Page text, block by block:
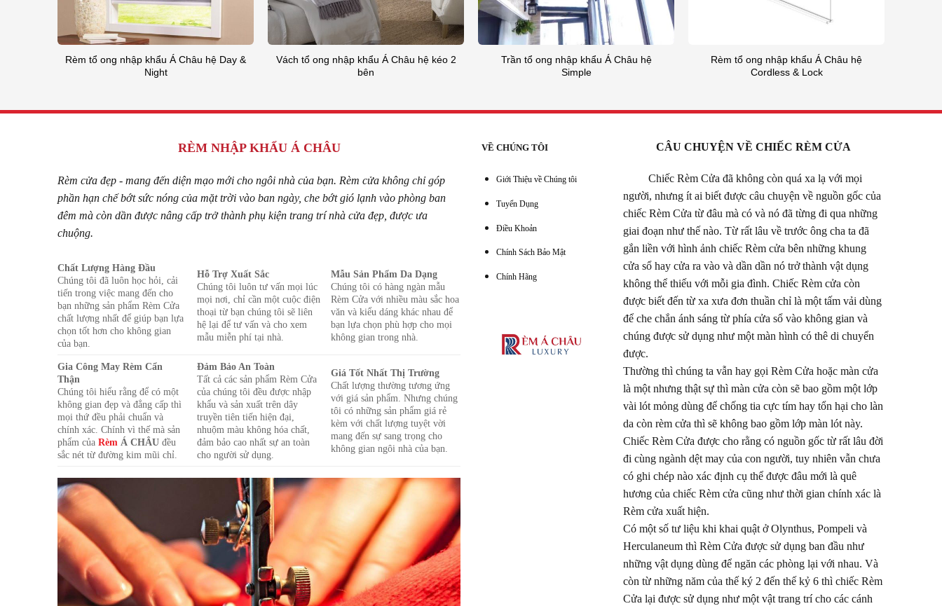
Rèm tổ ong nhập khẩu Á Châu hệ Day &
Night
Vách tổ ong nhập khẩu Á Châu hệ kéo 2
bên
Trần tổ ong nhập khẩu Á Châu hệ
Simple
Rèm tổ ong nhập khẩu Á Châu hệ
Cordless & Lock
RÈM NHẬP KHẨU Á CHÂU
Rèm cửa đẹp - mang đến diện mạo mới cho ngôi nhà của bạn. Rèm cửa không chỉ góp
phần hạn chế bớt sức nóng của mặt trời vào ban ngày, che bớt gió lạnh vào phòng ban
đêm mà còn dần được nâng cấp trở thành phụ kiện trang trí nhà cửa đẹp, được ưa
chuộng.
Chất Lượng Hàng Đầu
Chúng tôi đã luôn học hỏi, cải
tiến trong việc mang đến cho
bạn những sản phẩm Rèm Cửa
chất lượng nhất để giúp bạn lựa
chọn tốt hơn cho không gian
của bạn.
Hỗ Trợ Xuất Sắc
Chúng tôi luôn tư vấn mọi lúc
mọi nơi, chỉ cần một cuộc điện
thoại từ bạn chúng tôi sẽ liên
hệ lại để tư vấn và cho xem
mẫu miễn phí tại nhà.
Mẫu Sản Phẩm Da Dạng
Chúng tôi có hàng ngàn mẫu
Rèm Cửa với nhiều màu sắc hoa
văn và kiểu dáng khác nhau để
bạn lựa chọn phù hợp cho mọi
không gian trong nhà.
Gia Công May Rèm Cẩn
Thận
Chúng tôi hiểu rằng để có một
không gian đẹp và đẳng cấp thì
mọi thứ đều phải chuẩn và
chính xác. Chính vì thế mà sản
phẩm của Rèm Á CHÂU đều
sắc nét từ đường kim mũi chỉ.
Đảm Bảo An Toàn
Tất cả các sản phẩm Rèm Cửa
của chúng tôi đều được nhập
khẩu và sản xuất trên dây
truyền tiên tiến hiện đại,
nhuộm màu không hóa chất,
đảm bảo cao nhất sự an toàn
cho người sử dụng.
Giá Tốt Nhất Thị Trường
Chất lượng thường tương ứng
với giá sản phẩm. Nhưng chúng
tôi có những sản phẩm giá rẻ
kèm với chất lượng tuyệt vời
mang đến sự sang trọng cho
không gian ngôi nhà của bạn.
VỀ CHÚNG TÔI
Giới Thiệu về Chúng tôi
Tuyển Dụng
Điều Khoản
Chính Sách Bảo Mật
Chính Hãng
CÂU CHUYỆN VỀ CHIẾC RÈM CỬA
Chiếc Rèm Cửa đã không còn quá xa lạ với mọi
người, nhưng ít ai biết được câu chuyện về nguồn gốc của
chiếc Rèm Cửa từ đâu mà có và nó đã từng đi qua những
giai đoạn như thế nào. Từ rất lâu về trước ông cha ta đã
gắn liền với hình ảnh chiếc Rèm cửa bên những khung
cửa sổ hay cửa ra vào và dần dần nó trở thành vật dụng
không thể thiếu với mỗi gia đình. Chiếc Rèm cửa còn
được biết đến từ xa xưa đơn thuần chỉ là một tấm vải dùng
để che chắn ánh sáng từ phía cửa sổ vào không gian và
chúng được sử dụng như một màn hình có thê di chuyển
được.
Thường thì chúng ta vẫn hay gọi Rèm Cửa hoặc màn cửa
là một nhưng thật sự thì màn cửa còn sẽ bao gồm một lớp
vài lót mỏng dùng để chống tia cực tím hay tổn hại cho làn
da còn rèm cửa thì sẽ không bao gồm lớp màn lót này.
Chiếc Rèm Cửa được cho rằng có nguồn gốc từ rất lâu đời
đi cùng ngành dệt may của con người, tuy nhiên vẫn chưa
có ghi chép nào xác định cụ thể được đâu mới là quê
hương của chiếc Rèm cửa cũng như thời gian chính xác là
Rèm cửa xuất hiện.
Có một số tư liệu khi khai quật ở Olynthus, Pompeli và
Herculaneum thì Rèm Cửa được sử dụng ban đầu như
những vật dụng dùng để ngăn các phòng lại với nhau. Và
còn từ những năm của thế ký 2 đến thế kỷ 6 thì chiếc Rèm
Cửa lại được sử dụng như một vật trang trí cho các cánh